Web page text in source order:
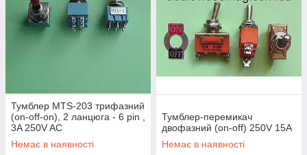
Тумблер MTS-203 трифазний
(on-off-on), 2 ланцюга - 6 pin ,
3A 250V AC
Немає в наявності
Тумблер-перемикач
двофазний (on-off) 250V 15A
Немає в наявності